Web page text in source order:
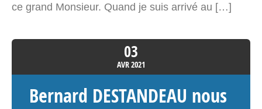
ce grand Monsieur. Quand je suis arrivé au […]
03
AVR2021
Bernard DESTANDEAU nous